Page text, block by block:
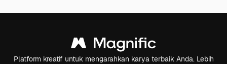
Platform kreatif untuk mengarahkan karya terbaik Anda. Lebih